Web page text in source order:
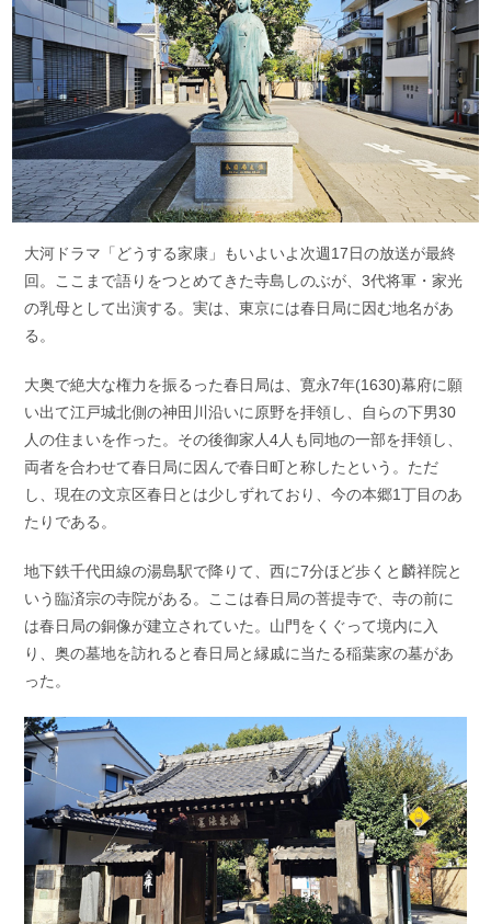
大河ドラマ「どうする家康」もいよいよ次週17日の放送が最終
回。ここまで語りをつとめてきた寺島しのぶが、3代将軍・家光
の乳母として出演する。実は、東京には春日局に因む地名があ
る。
大奥で絶大な権力を振るった春日局は、寛永7年(1630)幕府に願
い出て江戸城北側の神田川沿いに原野を拝領し、自らの下男30
人の住まいを作った。その後御家人4人も同地の一部を拝領し、
両者を合わせて春日局に因んで春日町と称したという。ただ
し、現在の文京区春日とは少しずれており、今の本郷1丁目のあ
たりである。
地下鉄千代田線の湯島駅で降りて、西に7分ほど歩くと麟祥院と
いう臨済宗の寺院がある。ここは春日局の菩提寺で、寺の前に
は春日局の銅像が建立されていた。山門をくぐって境内に入
り、奥の墓地を訪れると春日局と縁戚に当たる稲葉家の墓があ
った。